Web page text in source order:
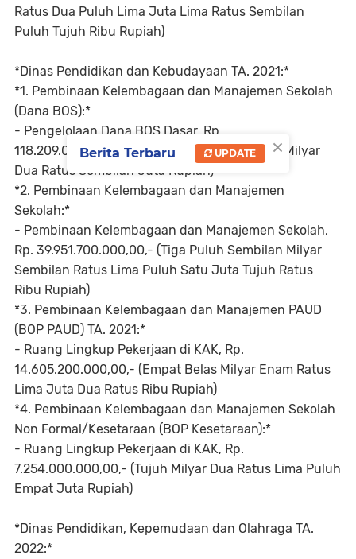
Ratus Dua Puluh Lima Juta Lima Ratus Sembilan
Puluh Tujuh Ribu Rupiah)
*Dinas Pendidikan dan Kebudayaan TA. 2021:*
*1. Pembinaan Kelembagaan dan Manajemen Sekolah
(Dana BOS):*
- Pengelolaan Dana BOS Dasar, Rp.
118.209.000.000,00,- (Seratus Delapan Belas Milyar
Dua Ratus Sembilan Juta Rupiah)
*2. Pembinaan Kelembagaan dan Manajemen
Sekolah:*
- Pembinaan Kelembagaan dan Manajemen Sekolah,
Rp. 39.951.700.000,00,- (Tiga Puluh Sembilan Milyar
Sembilan Ratus Lima Puluh Satu Juta Tujuh Ratus
Ribu Rupiah)
*3. Pembinaan Kelembagaan dan Manajemen PAUD
(BOP PAUD) TA. 2021:*
- Ruang Lingkup Pekerjaan di KAK, Rp.
14.605.200.000,00,- (Empat Belas Milyar Enam Ratus
Lima Juta Dua Ratus Ribu Rupiah)
*4. Pembinaan Kelembagaan dan Manajemen Sekolah
Non Formal/Kesetaraan (BOP Kesetaraan):*
- Ruang Lingkup Pekerjaan di KAK, Rp.
7.254.000.000,00,- (Tujuh Milyar Dua Ratus Lima Puluh
Empat Juta Rupiah)
*Dinas Pendidikan, Kepemudaan dan Olahraga TA.
2022:*
×
Berita Terbaru UPDATE